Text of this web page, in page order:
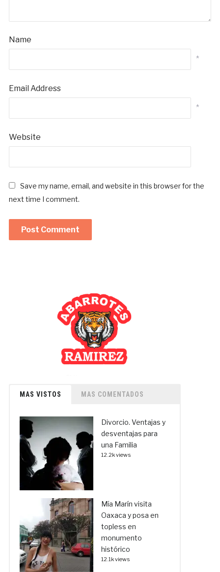
Name
*
Email Address
*
Website
Save my name, email, and website in this browser for the
next time I comment.
MAS VISTOS MAS COMENTADOS
Divorcio. Ventajas y
desventajas para
una Familia
12.2k views
Mía Marín visita
Oaxaca y posa en
topless en
monumento
histórico
12.1k views